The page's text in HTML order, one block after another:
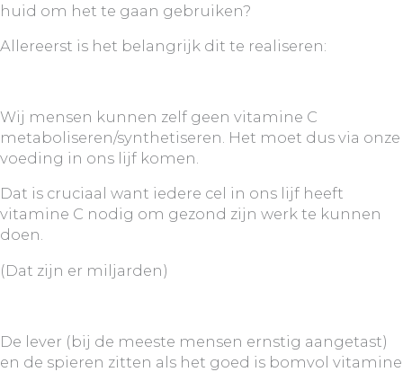
huid om het te gaan gebruiken?
Allereerst is het belangrijk dit te realiseren:
Wij mensen kunnen zelf geen vitamine C
metaboliseren/synthetiseren. Het moet dus via onze
voeding in ons lijf komen.
Dat is cruciaal want iedere cel in ons lijf heeft
vitamine C nodig om gezond zijn werk te kunnen
doen.
(Dat zijn er miljarden)
De lever (bij de meeste mensen ernstig aangetast)
en de spieren zitten als het goed is bomvol vitamine